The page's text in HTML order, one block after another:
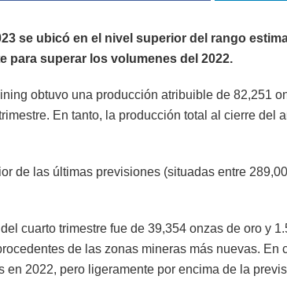
se ubicó en el nivel superior del rango
para superar los volumenes del 2022.
obtuvo una producción atribuible de 82,251
En tanto, la producción total al cierre
de las últimas previsiones (situadas entre
cuarto trimestre fue de 39,354 onzas de oro y
de las zonas mineras más nuevas.
2022, pero ligeramente por encima de la